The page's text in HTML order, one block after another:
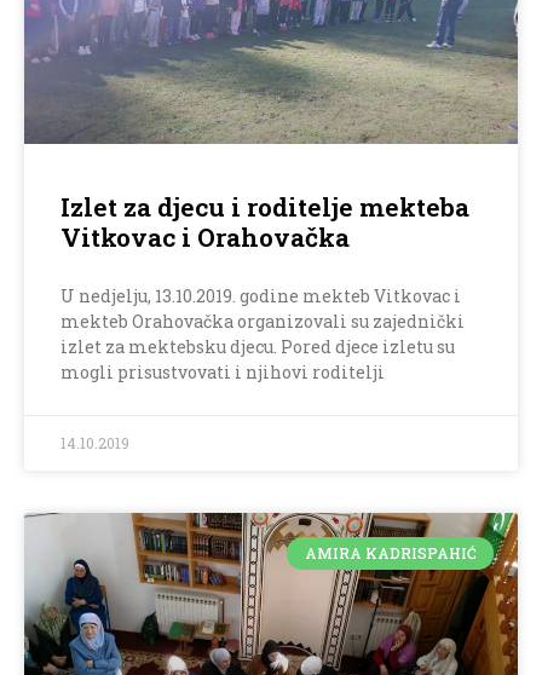
Izlet za djecu i roditelje mekteba
Vitkovac i Orahovačka
U nedjelju, 13.10.2019. godine mekteb Vitkovac i
mekteb Orahovačka organizovali su zajednički
izlet za mektebsku djecu. Pored djece izletu su
mogli prisustvovati i njihovi roditelji
14.10.2019
AMIRA KADRISPAHIĆ